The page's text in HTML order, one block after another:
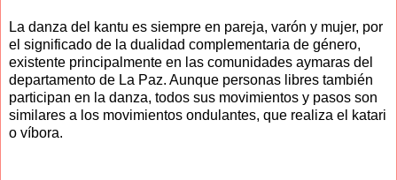
La danza del kantu es siempre en pareja, varón y mujer, por
el significado de la dualidad complementaria de género,
existente principalmente en las comunidades aymaras del
departamento de La Paz. Aunque personas libres también
participan en la danza, todos sus movimientos y pasos son
similares a los movimientos ondulantes, que realiza el katari
o víbora.